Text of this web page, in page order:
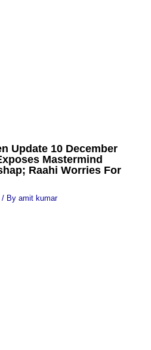
Update 10 December
Mastermind
Raahi Worries For
By amit kumar